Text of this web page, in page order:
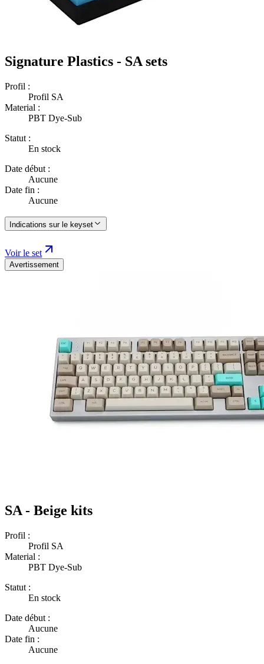
Signature Plastics - SA sets
Profil :
Profil SA
Material :
PBT Dye-Sub
Statut :
En stock
Date début :
Aucune
Date fin :
Aucune
Indications sur le keyset
Voir le set
Avertissement
SA - Beige kits
Profil :
Profil SA
Material :
PBT Dye-Sub
Statut :
En stock
Date début :
Aucune
Date fin :
Aucune